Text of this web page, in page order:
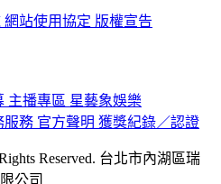
網站使用協定 版權宣告
主播專區 星藝象娛樂
服務 官方聲明 獲獎紀錄／認證
Reserved. 台北市內湖區瑞
公司